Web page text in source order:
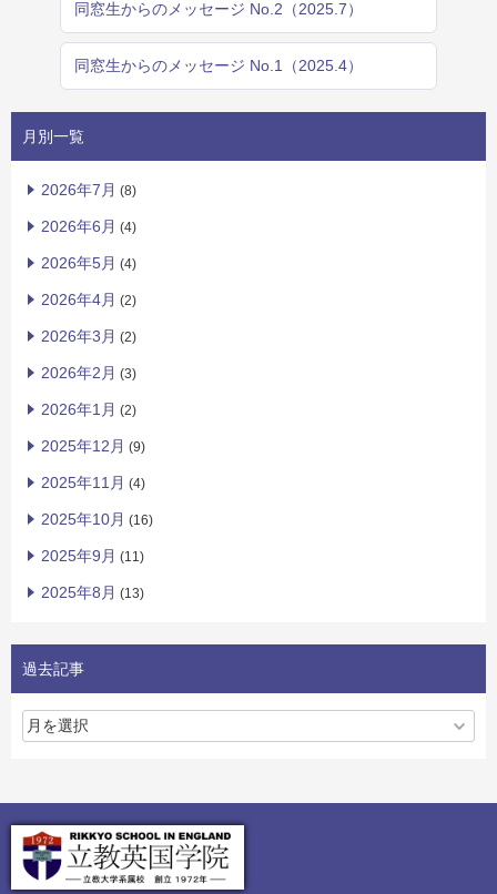
同窓生からのメッセージ No.2（2025.7）
同窓生からのメッセージ No.1（2025.4）
月別一覧
2026年7月 (8)
2026年6月 (4)
2026年5月 (4)
2026年4月 (2)
2026年3月 (2)
2026年2月 (3)
2026年1月 (2)
2025年12月 (9)
2025年11月 (4)
2025年10月 (16)
2025年9月 (11)
2025年8月 (13)
過去記事